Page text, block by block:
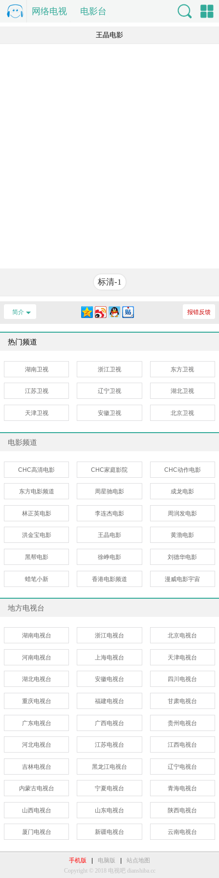
电
网络电视 电影台
王晶电影
标清-1
简介 报错反馈
热门频道
湖南卫视 浙江卫视 东方卫视
江苏卫视 辽宁卫视 湖北卫视
天津卫视 安徽卫视 北京卫视
电影频道
CHC高清电影 CHC家庭影院 CHC动作电影
东方电影频道 周星驰电影 成龙电影
林正英电影 李连杰电影 周润发电影
洪金宝电影 王晶电影 黄渤电影
黑帮电影 徐峥电影 刘德华电影
蜡笔小新 香港电影频道 漫威电影宇宙
地方电视台
湖南电视台 浙江电视台 北京电视台
河南电视台 上海电视台 天津电视台
湖北电视台 安徽电视台 四川电视台
重庆电视台 福建电视台 甘肃电视台
广东电视台 广西电视台 贵州电视台
河北电视台 江苏电视台 江西电视台
吉林电视台 黑龙江电视台 辽宁电视台
内蒙古电视台 宁夏电视台 青海电视台
山西电视台 山东电视台 陕西电视台
厦门电视台 新疆电视台 云南电视台
手机版 电脑版
站点地图
Copyright © 2018 电视吧 dianshiba.cc